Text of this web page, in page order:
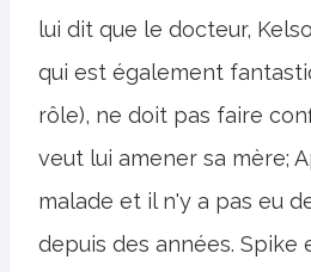
lui dit que le docteur,
qui est également
rôle), ne doit pas faire
veut lui amener sa mère;
malade et il n'y a pas eu
depuis des années. Spike